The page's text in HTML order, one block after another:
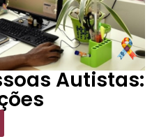
Autistas: